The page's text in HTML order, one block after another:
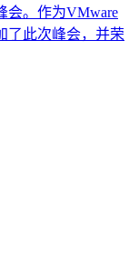
会。作为VMware
了此次峰会，并荣